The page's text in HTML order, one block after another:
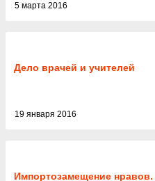
5 марта 2016
Дело врачей и учителей
19 января 2016
Импортозамещение нравов.